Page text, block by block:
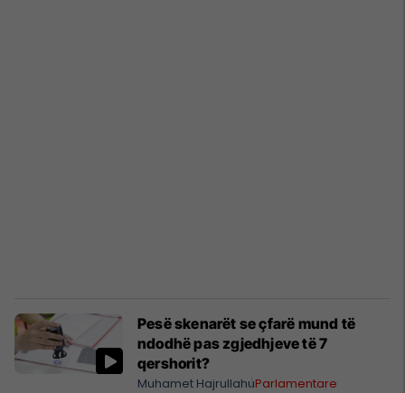
Pesë skenarët se çfarë mund të
ndodhë pas zgjedhjeve të 7
qershorit?
Muhamet HajrullahuParlamentare